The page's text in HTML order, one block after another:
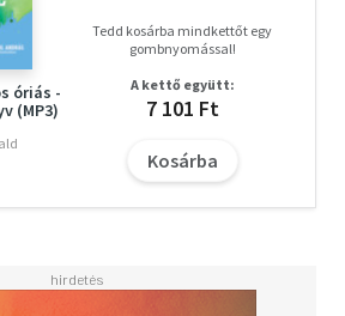
- PERSZEUSZ - Az aranyzuhatag
- A Graiák
és Kassziopeia
vérvonala
neveljünk héroszt?
A sztümphaloszi madarak
óriás -
(MP3)
Tedd kosárba mindkettőt egy
gombnyomással!
A kettő együtt:
7 101 Ft
Kosárba